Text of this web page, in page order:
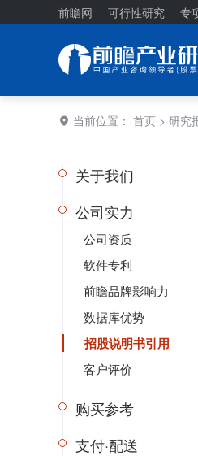
前瞻网 可行性研究 专
当前位置： 首页 > 研究
关于我们
公司实力
公司资质
软件专利
前瞻品牌影响力
数据库优势
招股说明书引用
客户评价
购买参考
支付·配送